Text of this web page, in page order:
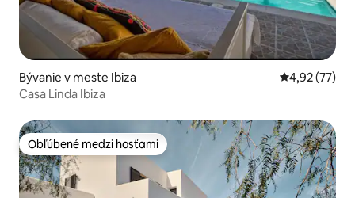
Bývanie v meste Ibiza Priemerné
4,92 (77)
Casa Linda Ibiza
Obľúbené medzi hosťami
Obľúbené medzi hosťami